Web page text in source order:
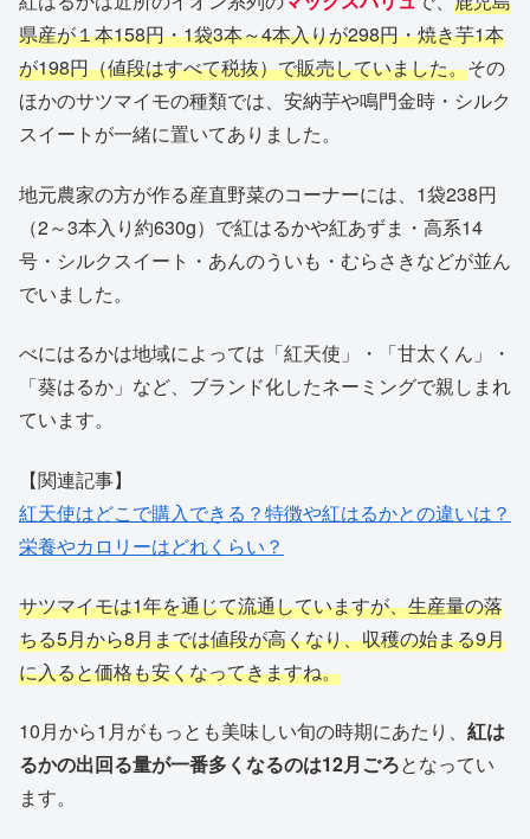
県産が１本158円・1袋3本～4本入りが298円・焼き芋1本
が198円（値段はすべて税抜）で販売していました。その
ほかのサツマイモの種類では、安納芋や鳴門金時・シルク
スイートが一緒に置いてありました。
地元農家の方が作る産直野菜のコーナーには、1袋238円
（2～3本入り約630g）で紅はるかや紅あずま・高系14
号・シルクスイート・あんのういも・むらさきなどが並ん
でいました。
べにはるかは地域によっては「紅天使」・「甘太くん」・
「葵はるか」など、ブランド化したネーミングで親しまれ
ています。
【関連記事】
紅天使はどこで購入できる？特徴や紅はるかとの違いは？
栄養やカロリーはどれくらい？
サツマイモは1年を通じて流通していますが、生産量の落
ちる5月から8月までは値段が高くなり、収穫の始まる9月
に入ると価格も安くなってきますね。
10月から1月がもっとも美味しい旬の時期にあたり、 紅は
るかの出回る量が一番多くなるのは12月ごろとなってい
ます。